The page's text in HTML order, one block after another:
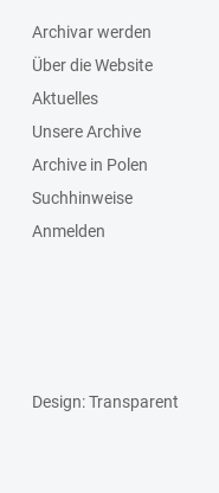
Archivar werden
Über die Website
Aktuelles
Unsere Archive
Archive in Polen
Suchhinweise
Anmelden
Design: Transparent